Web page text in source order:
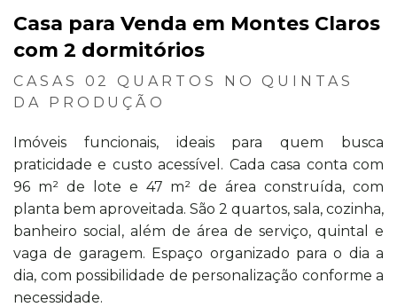
Casa para Venda em Montes Claros
com 2 dormitórios
CASAS 02 QUARTOS NO QUINTAS
DA PRODUÇÃO
Imóveis funcionais, ideais para quem busca
praticidade e custo acessível. Cada casa conta com
96 m² de lote e 47 m² de área construída, com
planta bem aproveitada. São 2 quartos, sala, cozinha,
banheiro social, além de área de serviço, quintal e
vaga de garagem. Espaço organizado para o dia a
dia, com possibilidade de personalização conforme a
necessidade.